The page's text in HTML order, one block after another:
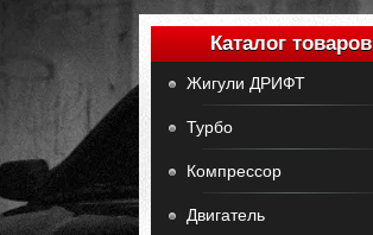
Каталог товаров
Жигули ДРИФТ
Турбо
Компрессор
Двигатель